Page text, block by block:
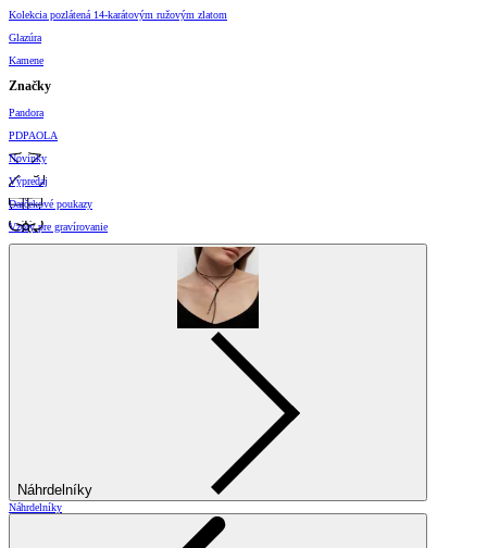
Kolekcia pozlátená 14-karátovým ružovým zlatom
Glazúra
Kamene
Značky
Pandora
PDPAOLA
Novinky
Výpredaj
Darčekové poukazy
Vzory pre gravírovanie
Náhrdelníky
Náhrdelníky